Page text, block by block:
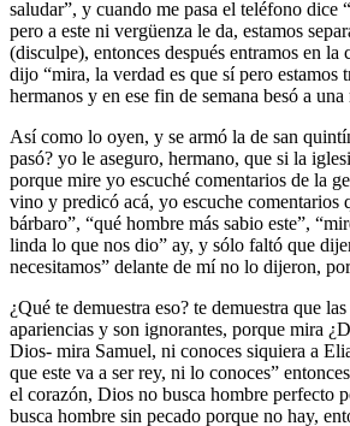
saludar”, y cuando me pasa el teléfono dice
pero a este ni vergüenza le da, estamos
(disculpe), entonces después entramos en la
dijo “mira, la verdad es que sí pero estamos
hermanos y en ese fin de semana besó a
Así como lo oyen, y se armó la de san
pasó? yo le aseguro, hermano, que si la
porque mire yo escuché comentarios de la
vino y predicó acá, yo escuche comentarios
bárbaro”, “qué hombre más sabio este”,
linda lo que nos dio” ay, y sólo faltó que
necesitamos” delante de mí no lo dijeron,
¿Qué te demuestra eso? te demuestra que
apariencias y son ignorantes, porque mira
Dios- mira Samuel, ni conoces siquiera a
que este va a ser rey, ni lo conoces”
el corazón, Dios no busca hombre perfecto
busca hombre sin pecado porque no hay,